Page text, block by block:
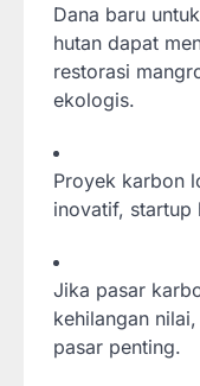
Dana baru
hutan dapat
restorasi
ekologis.
Proyek karbon
inovatif, startup
Jika pasar
kehilangan
pasar penting.